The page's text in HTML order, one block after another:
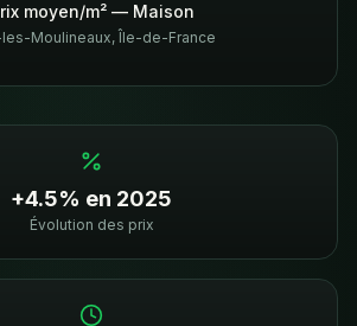
moyen/m² — Maison
Moulineaux, Île-de-France
+4.5% en 2025
Évolution des prix